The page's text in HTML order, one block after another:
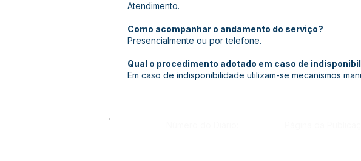
Atendimento.
Como acompanhar o andamento do serviço?
Presencialmente ou por telefone.
Qual o procedimento adotado em caso de
Em caso de indisponibilidade utilizam-se mecanismos